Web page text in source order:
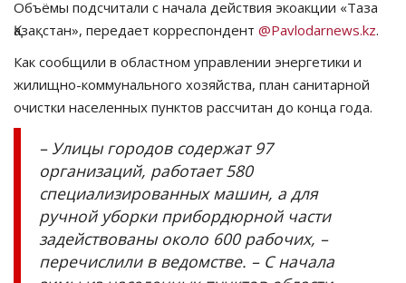
Язык
Объёмы подсчитали с начала действия экоакции «Таза
Қазақстан», передает корреспондент @Pavlodarnews.kz.
Как сообщили в областном управлении энергетики и
жилищно-коммунального хозяйства, план санитарной
очистки населенных пунктов рассчитан до конца года.
– Улицы городов содержат 97
организаций, работает 580
специализированных машин, а для
ручной уборки прибордюрной части
задействованы около 600 рабочих, –
перечислили в ведомстве. – С начала